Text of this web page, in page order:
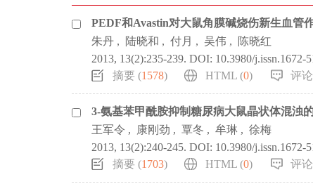
PEDF和Avastin对大鼠角膜碱烧伤新生血管
朱丹 , 陆晓和 , 付月 , 吴伟 ,
陈晓红
2013, 13(2):235-239. DOI: 10.3980/j.issn.1672-
摘要 (1578) HTML (0) 评
3-氨基苯甲酰胺抑制糖尿病大鼠晶状体混浊
王军令 , 康刚劲 , 覃冬 , 牟琳 , 徐梅
2013, 13(2):240-245. DOI: 10.3980/j.issn.1672-
摘要 (1703) HTML (0) 评